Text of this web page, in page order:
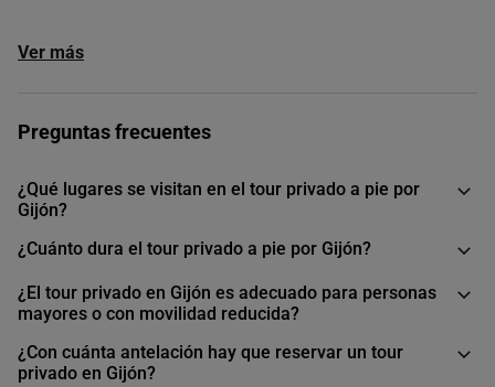
Ver más
Preguntas frecuentes
¿Qué lugares se visitan en el tour privado a pie por
Gijón?
¿Cuánto dura el tour privado a pie por Gijón?
¿El tour privado en Gijón es adecuado para personas
mayores o con movilidad reducida?
¿Con cuánta antelación hay que reservar un tour
privado en Gijón?